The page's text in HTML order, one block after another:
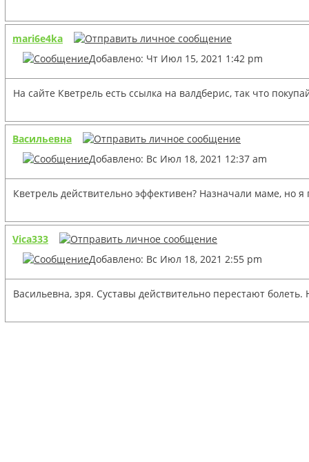
mari6e4ka
Добавлено: Чт Июл 15, 2021 1:42 pm
На сайте Кветрель есть ссылка на валдберис, так что
Васильевна
Добавлено: Вс Июл 18, 2021 12:37 am
Кветрель действительно эффективен? Назначали маме, но
Vica333
Добавлено: Вс Июл 18, 2021 2:55 pm
Васильевна, зря. Суставы действительно перестают